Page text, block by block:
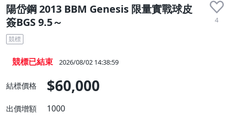
陽岱鋼 2013 BBM Genesis 限量實戰球皮
簽BGS 9.5～
4
競標
競標已結束 2026/08/02 14:38:59
結標價格 $60,000
出價增額 1000